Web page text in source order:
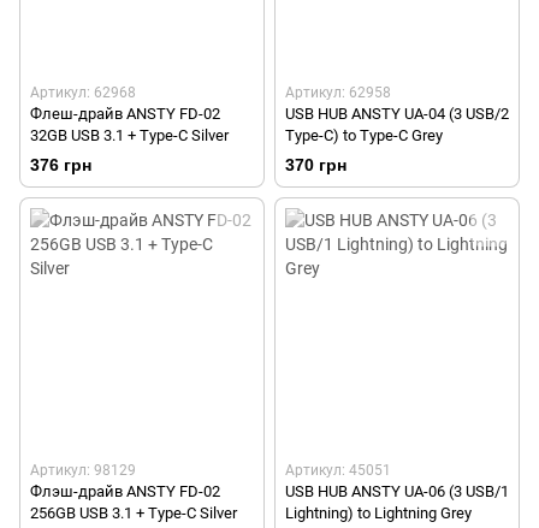
Артикул: 62968
Флеш-драйв ANSTY FD-02
32GB USB 3.1 + Type-C Silver
376 грн
Артикул: 62958
USB HUB ANSTY UA-04 (3 USB/2
Type-C) to Type-C Grey
370 грн
Артикул: 98129
Флэш-драйв ANSTY FD-02
256GB USB 3.1 + Type-C Silver
Артикул: 45051
USB HUB ANSTY UA-06 (3 USB/1
Lightning) to Lightning Grey